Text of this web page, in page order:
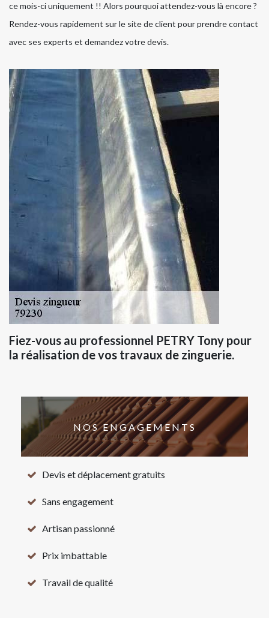
ce mois-ci uniquement !! Alors pourquoi attendez-vous là encore ?
Rendez-vous rapidement sur le site de client pour prendre contact
avec ses experts et demandez votre devis.
Fiez-vous au professionnel PETRY Tony pour
la réalisation de vos travaux de zinguerie.
NOS ENGAGEMENTS
Devis et déplacement gratuits
Sans engagement
Artisan passionné
Prix imbattable
Travail de qualité